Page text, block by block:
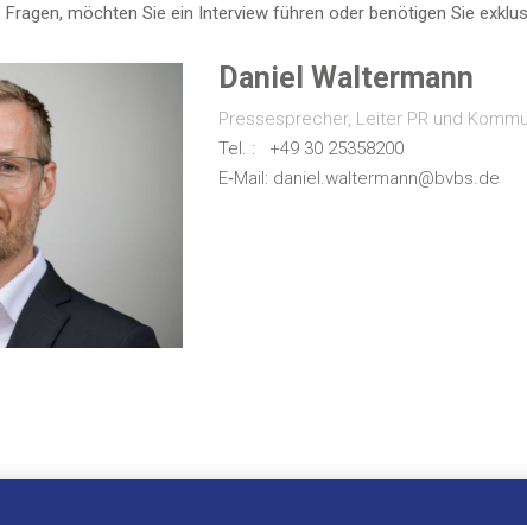
Fra­gen, möch­ten Sie ein Inter­view füh­ren oder benö­ti­gen Sie
Dani­el Waltermann
Pres­se­spre­cher, Lei­ter PR und
Tel. : +49 30 25358200
E‑Mail: daniel.waltermann@bvbs.de